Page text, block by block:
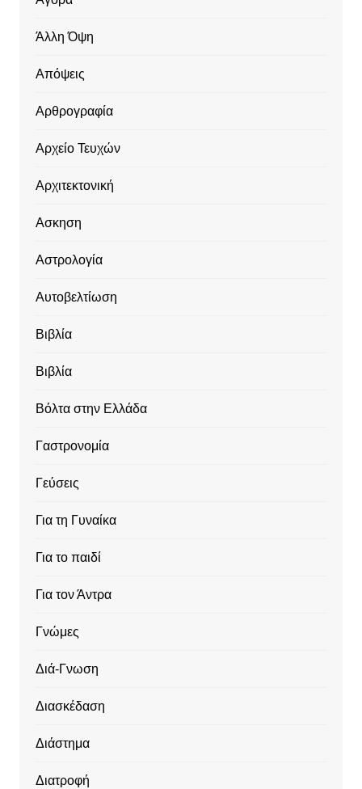
Άλλη Όψη
Απόψεις
Αρθρογραφία
Αρχείο Τευχών
Αρχιτεκτονική
Ασκηση
Αστρολογία
Αυτοβελτίωση
Βιβλία
Βιβλία
Βόλτα στην Ελλάδα
Γαστρονομία
Γεύσεις
Για τη Γυναίκα
Για το παιδί
Για τον Άντρα
Γνώμες
Διά-Γνωση
Διασκέδαση
Διάστημα
Διατροφή